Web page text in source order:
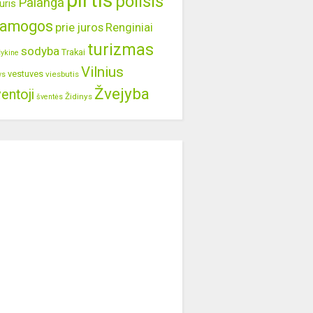
prie juros Renginiai
sodyba Trakai turizmas
vestuves viesbutis Vilnius
šventės Židinys Žvejyba